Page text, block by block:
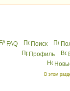
FAQ Поиск
Профиль
В этом